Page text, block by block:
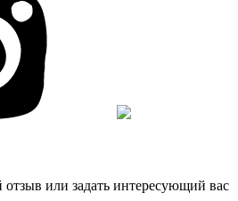
или задать интересующий вас